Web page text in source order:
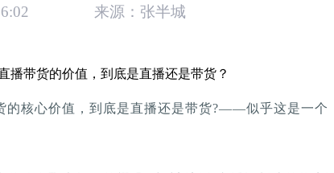
来源：张半城
的核心价值，到底是直播还是带货?——似乎这是一个